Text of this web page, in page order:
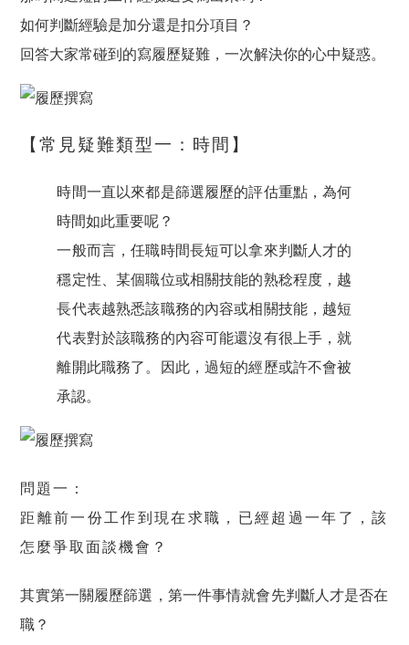
如何判斷經驗是加分還是扣分項目？
回答大家常碰到的寫履歷疑難，一次解決你的心中疑惑。
【常見疑難類型一：時間】
時間一直以來都是篩選履歷的評估重點，為何
時間如此重要呢？
一般而言，任職時間長短可以拿來判斷人才的
穩定性、某個職位或相關技能的熟稔程度，越
長代表越熟悉該職務的內容或相關技能，越短
代表對於該職務的內容可能還沒有很上手，就
離開此職務了。因此，過短的經歷或許不會被
承認。
問題一：
距離前一份工作到現在求職，已經超過一年了，該
怎麼爭取面談機會？
其實第一關履歷篩選，第一件事情就會先判斷人才是否在
職？